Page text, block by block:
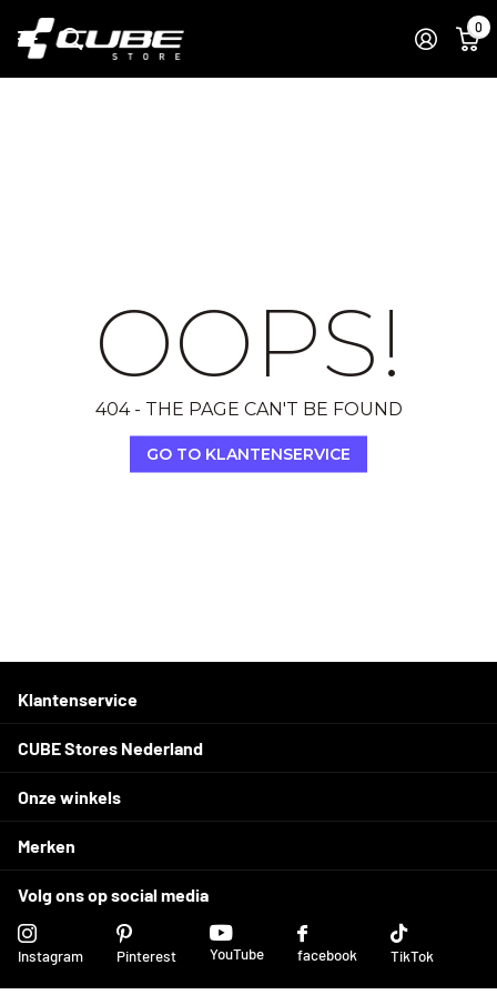
0
OOPS!
404 - THE PAGE CAN'T BE FOUND
GO TO KLANTENSERVICE
Klantenservice
CUBE Stores Nederland
Onze winkels
Merken
Volg ons op social media
Instagram Pinterest YouTube facebook TikTok